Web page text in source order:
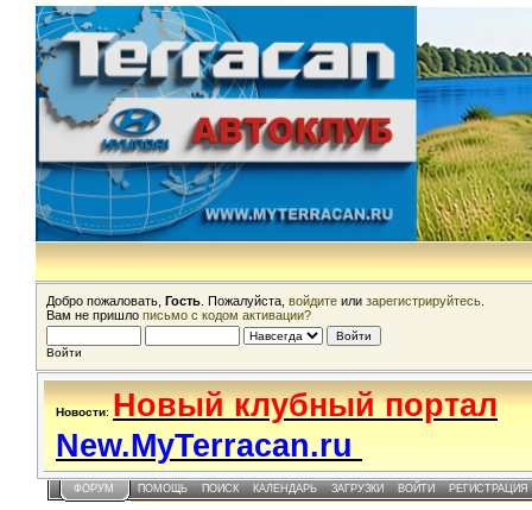
Добро пожаловать, Гость . Пожалуйста, войдите или зарегистрируйтесь
Вам не пришло письмо с кодом активации?
Войти
Новости: Новый клубный портал
New.MyTerracan.ru
ФОРУМ ПОМОЩЬ ПОИСК КАЛЕНДАРЬ ЗАГРУЗКИ ВОЙТИ РЕГИСТРАЦИЯ